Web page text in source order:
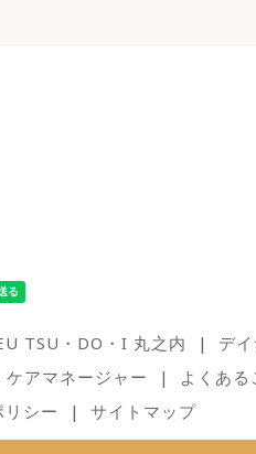
TSU・DO・I 丸之内
デ
アマネージャー よくある
シー サイトマップ